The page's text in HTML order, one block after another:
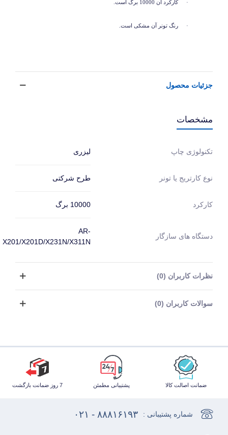
· کارکرد آن 10000 برگ است.
· رنگ تونر آن مشکی است.
جزئیات محصول
مشخصات
تکنولوژی چاپ لیزری
نوع کارتریج یا تونر طرح شرکتی
کارکرد 10000 برگ
دستگاه های سازگار
AR-
X201/X201D/X231N/X311N
نظرات کاربران (0)
سوالات کاربران (0)
ضمانت اصالت کالا پشتیبانی مطمئن 7 روز ضمانت بازگشت
شماره پشتیبانی : ۸۸۸۱۶۱۹۳ - ۰۲۱